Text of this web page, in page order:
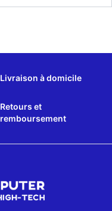
Livraison à domicile
Retours et
remboursement